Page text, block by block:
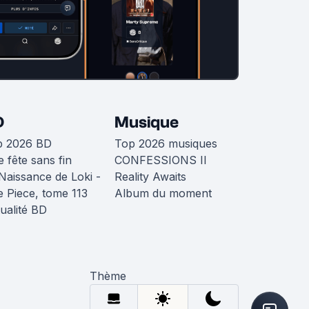
2026 BD
fête sans fin
de Loki -
Piece, tome 113
BD
Musique
Top 2026 musiques
CONFESSIONS II
Reality Awaits
Album du moment
Thème